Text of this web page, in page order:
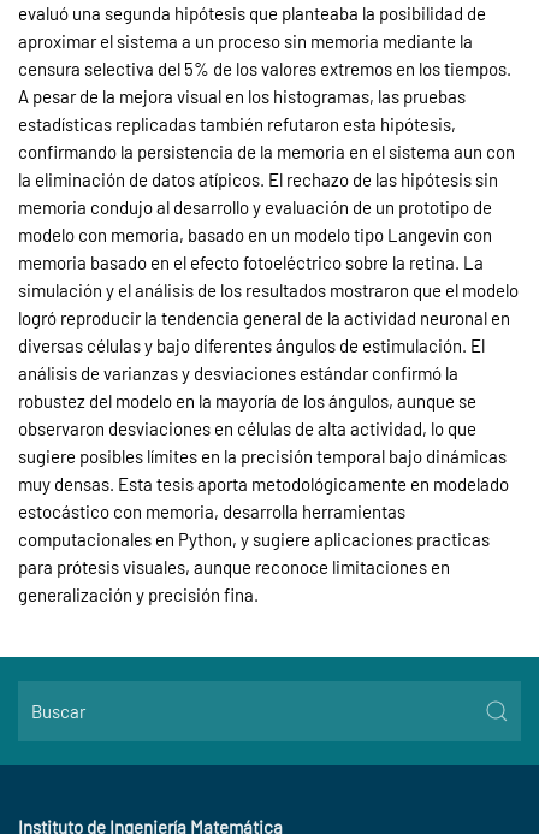
evaluó una segunda hipótesis que planteaba la posibilidad de
aproximar el sistema a un proceso sin memoria mediante la
censura selectiva del 5% de los valores extremos en los tiempos.
A pesar de la mejora visual en los histogramas, las pruebas
estadísticas replicadas también refutaron esta hipótesis,
confirmando la persistencia de la memoria en el sistema aun con
la eliminación de datos atípicos. El rechazo de las hipótesis sin
memoria condujo al desarrollo y evaluación de un prototipo de
modelo con memoria, basado en un modelo tipo Langevin con
memoria basado en el efecto fotoeléctrico sobre la retina. La
simulación y el análisis de los resultados mostraron que el modelo
logró reproducir la tendencia general de la actividad neuronal en
diversas células y bajo diferentes ángulos de estimulación. El
análisis de varianzas y desviaciones estándar confirmó la
robustez del modelo en la mayoría de los ángulos, aunque se
observaron desviaciones en células de alta actividad, lo que
sugiere posibles límites en la precisión temporal bajo dinámicas
muy densas. Esta tesis aporta metodológicamente en modelado
estocástico con memoria, desarrolla herramientas
computacionales en Python, y sugiere aplicaciones practicas
para prótesis visuales, aunque reconoce limitaciones en
generalización y precisión fina.
Instituto de Ingeniería Matemática